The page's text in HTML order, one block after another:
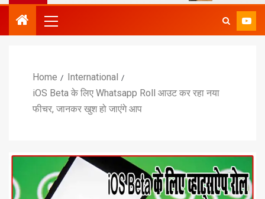
Home
International
iOS Beta के लिए Whatsapp Roll आउट कर रहा नया
फीचर, जानकर खुश हो जाएंगे आप